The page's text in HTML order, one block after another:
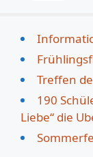
Treffen
190
Liebe“ die